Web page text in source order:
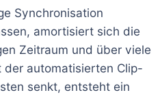
Synchronisation
amortisiert sich die
Zeitraum und über viele
der automatisierten Clip-
senkt, entsteht ein